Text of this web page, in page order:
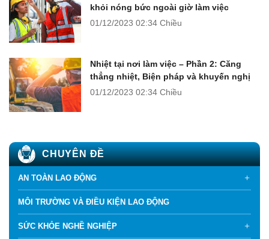
khỏi nóng bức ngoài giờ làm việc
01/12/2023 02:34 Chiều
Nhiệt tại nơi làm việc – Phần 2: Căng
thẳng nhiệt, Biện pháp và khuyến nghị
01/12/2023 02:34 Chiều
CHUYÊN ĐỀ
AN TOÀN LAO ĐỘNG
MÔI TRƯỜNG VÀ ĐIỀU KIỆN LAO ĐỘNG
SỨC KHỎE NGHỀ NGHIỆP